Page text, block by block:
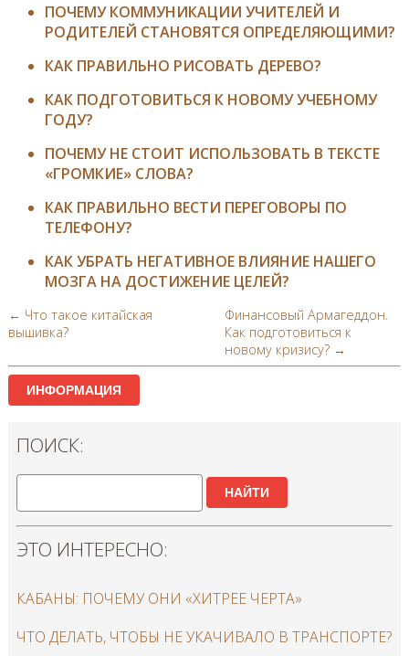
ПОЧЕМУ КОММУНИКАЦИИ УЧИТЕЛЕЙ И
РОДИТЕЛЕЙ СТАНОВЯТСЯ ОПРЕДЕЛЯЮЩИМИ?
КАК ПРАВИЛЬНО РИСОВАТЬ ДЕРЕВО?
КАК ПОДГОТОВИТЬСЯ К НОВОМУ УЧЕБНОМУ
ГОДУ?
ПОЧЕМУ НЕ СТОИТ ИСПОЛЬЗОВАТЬ В ТЕКСТЕ
«ГРОМКИЕ» СЛОВА?
КАК ПРАВИЛЬНО ВЕСТИ ПЕРЕГОВОРЫ ПО
ТЕЛЕФОНУ?
КАК УБРАТЬ НЕГАТИВНОЕ ВЛИЯНИЕ НАШЕГО
МОЗГА НА ДОСТИЖЕНИЕ ЦЕЛЕЙ?
← Что такое китайская
вышивка?
Финансовый Армагеддон.
Как подготовиться к
новому кризису? →
ИНФОРМАЦИЯ
ПОИСК:
НАЙТИ
ЭТО ИНТЕРЕСНО:
КАБАНЫ: ПОЧЕМУ ОНИ «ХИТРЕЕ ЧЕРТА»
ЧТО ДЕЛАТЬ, ЧТОБЫ НЕ УКАЧИВАЛО В ТРАНСПОРТЕ?